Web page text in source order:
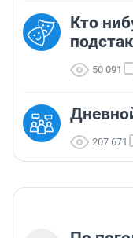
Кто
50 091
207 671